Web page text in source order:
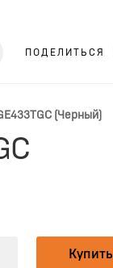
ПОДЕЛИТЬСЯ
(Черный)
Купить